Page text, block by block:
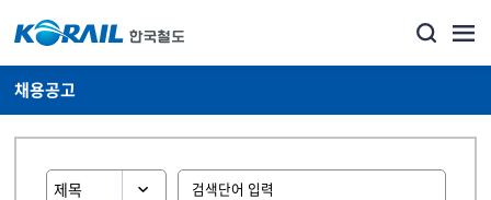
채용공고